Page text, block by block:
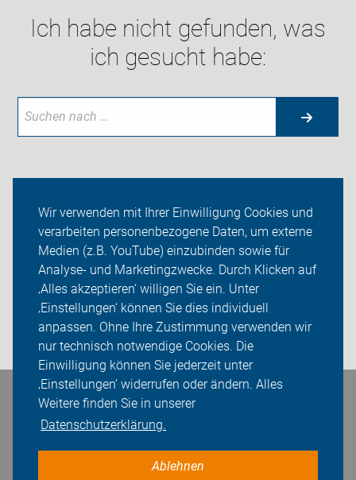
Wir verwenden mit Ihrer Einwilligung Cookies und
verarbeiten personenbezogene Daten, um externe
Medien (z.B. YouTube) einzubinden sowie für
Analyse- und Marketingzwecke. Durch Klicken auf
‚Alles akzeptieren‘ willigen Sie ein. Unter
‚Einstellungen‘ können Sie dies individuell
anpassen. Ohne Ihre Zustimmung verwenden wir
nur technisch notwendige Cookies. Die
Einwilligung können Sie jederzeit unter
‚Einstellungen‘ widerrufen oder ändern. Alles
Weitere finden Sie in unserer
Datenschutzerklärung.
Ablehnen
Ich habe nicht gefunden, was
ich gesucht habe:
ADFC Rhein-Berg
Sei dabei
Presse
Login
Bleiben Sie in Kontakt